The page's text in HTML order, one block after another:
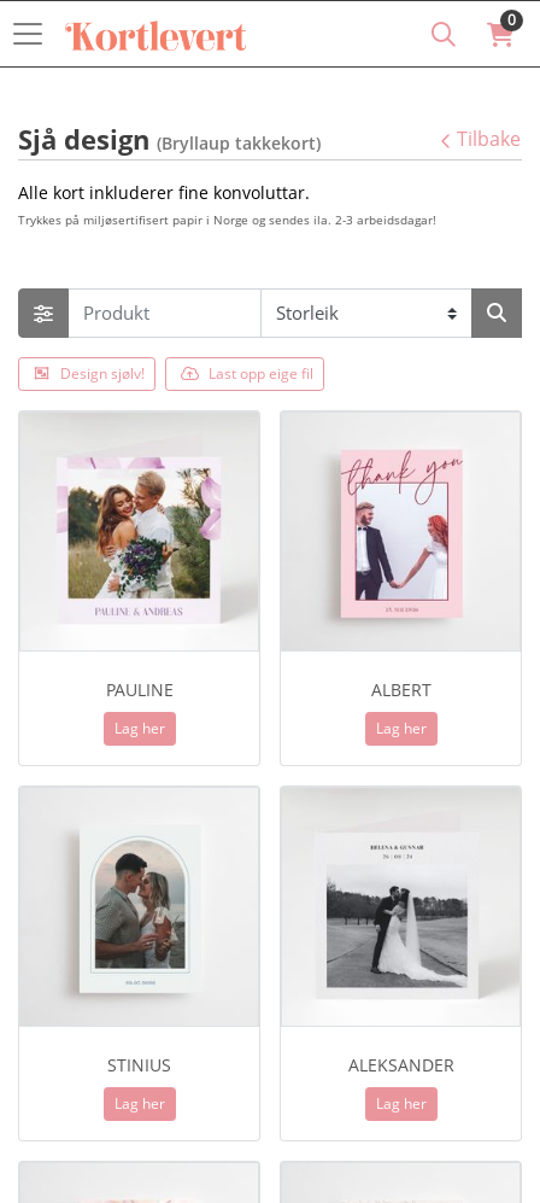
0
Sjå design (Bryllaup takkekort) Tilbake
Alle kort inkluderer fine konvoluttar.
Trykkes på miljøsertifisert papir i Norge og sendes ila. 2-3 arbeidsdagar!
Design sjølv! Last opp eige fil
PAULINE
Lag her
ALBERT
Lag her
STINIUS
Lag her
ALEKSANDER
Lag her